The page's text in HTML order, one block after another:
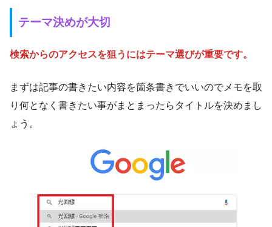
テーマ決めが大切
検索からのアクセスを狙うにはテーマ選びが重要です。
まずは記事の書きたい内容を箇条書きでいいのでメモを取
り何となく書きたい事がまとまったらタイトルを決めまし
ょう。